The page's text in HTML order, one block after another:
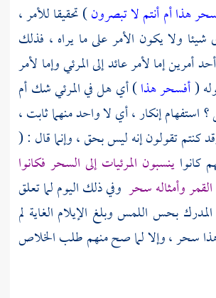
هذا أم أنتم لا تبصرون) تحقيقا للأمر ،
ولا يكون الأمر على ما يراه ، فذلك
أمرين إما لأمر عائد إلى المرئي وإما لأمر
(أفسحر هذا) أي هل في المرئي شك أم
إنكار ، أي لا واحد منهما ثابت ،
كنتم تقولون إنه ليس بحق ، وإنما قال : (
كانوا ينسبون المرئيات إلى السحر فكانوا
وأمثاله سحر وفي ذلك اليوم لما تعلق
بحس اللمس وبلغ الإيلام الغاية لم
سحر ، وإلا لما صح منهم طلب الخلاص